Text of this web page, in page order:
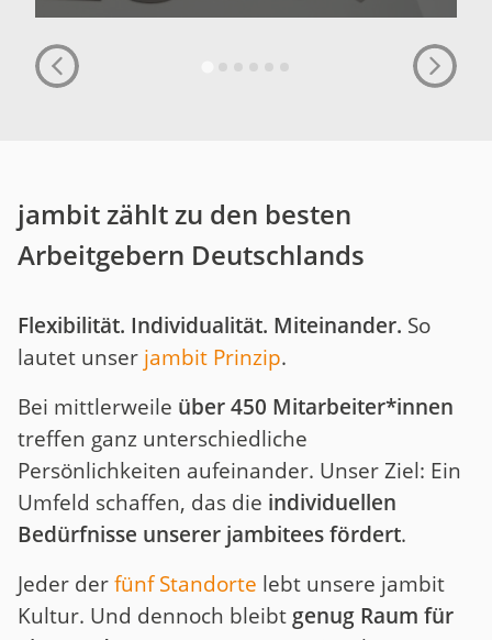
jambit zählt zu den besten
Arbeitgebern Deutschlands
Flexibilität. Individualität. Miteinander. So
lautet unser jambit Prinzip.
Bei mittlerweile über 450 Mitarbeiter*innen
treffen ganz unterschiedliche
Persönlichkeiten aufeinander. Unser Ziel: Ein
Umfeld schaffen, das die individuellen
Bedürfnisse unserer jambitees fördert.
Jeder derfünf Standorte lebt unsere jambit
Kultur. Und dennoch bleibt genug Raum für